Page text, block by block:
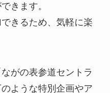
きます。
きるため、気軽に楽
がの表参道セントラ
ような特別企画やア